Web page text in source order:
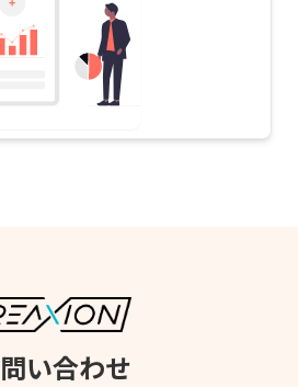
い合わせ